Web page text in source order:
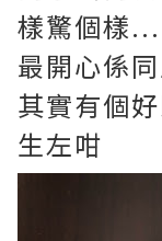
樣驚個樣...
最開心係
其實有個
生左咁